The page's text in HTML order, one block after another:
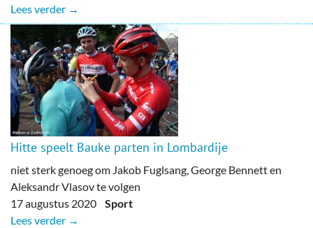
Lees verder →
Hitte speelt Bauke parten in Lombardije
niet sterk genoeg om Jakob Fuglsang, George Bennett en
Aleksandr Vlasov te volgen
17 augustus 2020 Sport
Lees verder →